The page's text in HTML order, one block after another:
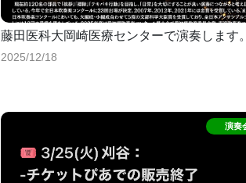
藤田医科大岡崎医療センターで演奏します。
2025/12/18